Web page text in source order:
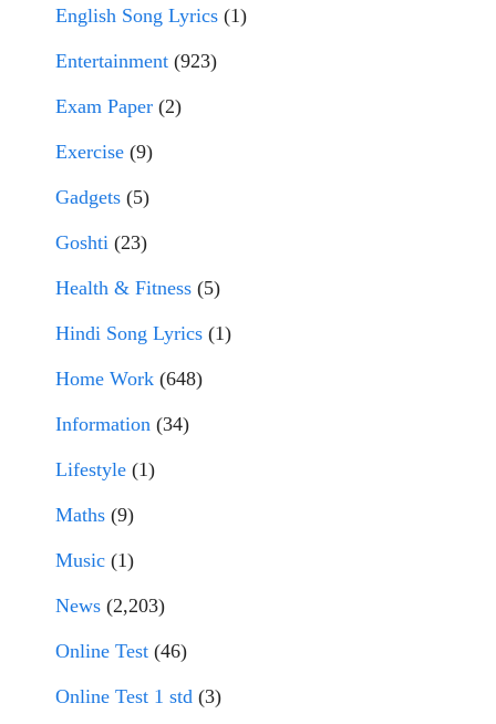
English Song Lyrics (1)
Entertainment (923)
Exam Paper (2)
Exercise (9)
Gadgets (5)
Goshti (23)
Health & Fitness (5)
Hindi Song Lyrics (1)
Home Work (648)
Information (34)
Lifestyle (1)
Maths (9)
Music (1)
News (2,203)
Online Test (46)
Online Test 1 std (3)